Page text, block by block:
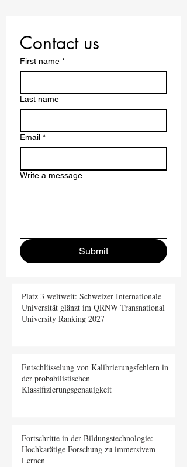
Contact us
First name *
Last name
Email *
Write a message
Submit
Platz 3 weltweit: Schweizer Internationale
Universität glänzt im QRNW Transnational
University Ranking 2027
Entschlüsselung von Kalibrierungsfehlern in
der probabilistischen
Klassifizierungsgenauigkeit
Fortschritte in der Bildungstechnologie:
Hochkarätige Forschung zu immersivem
Lernen